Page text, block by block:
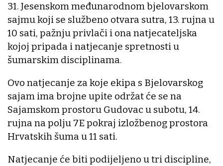
31. Jesenskom međunarodnom bjelovarskom
sajmu koji se službeno otvara sutra, 13. rujna u
10 sati, pažnju privlači i ona natjecateljska
kojoj pripada i natjecanje spretnosti u
šumarskim disciplinama.
Ovo natjecanje za koje ekipa s Bjelovarskog
sajam ima brojne upite održat će se na
Sajamskom prostoru Gudovac u subotu, 1️4.
rujna na polju 7️E pokraj izložbenog prostora
Hrvatskih šuma u 1️1 sati.
Natjecanje će biti podijeljeno u tri discipline,